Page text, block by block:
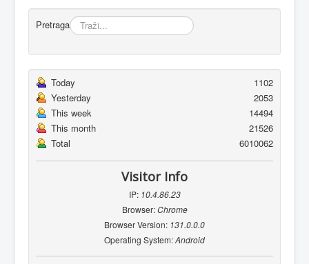
Pretraga
Today
1102
Yesterday
2053
This week
14494
This month
21526
Total
6010062
Visitor Info
IP: 10.4.86.23
Browser:Chrome
Browser Version: 131.0.0.0
Operating System:Android